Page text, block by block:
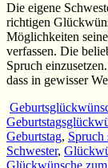
Die eigene
richtigen
Möglichkeiten
verfassen. Die
Spruch
dass in gewisser
Geburtstag, Spruch
Schwester,